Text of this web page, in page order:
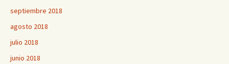
septiembre 2018
agosto 2018
julio 2018
junio 2018